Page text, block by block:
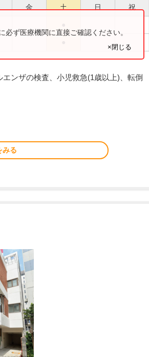
金 土 日 祝
ず医療機関に直接ご確認ください。
×閉じる
ンザの検査、小児救急(1歳以上)、転倒
みる